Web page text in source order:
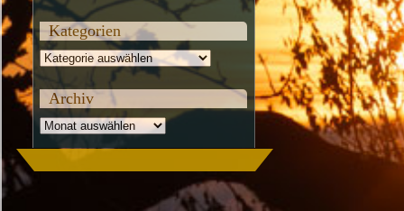
Kategorien
Kategorien
Archiv
Archiv